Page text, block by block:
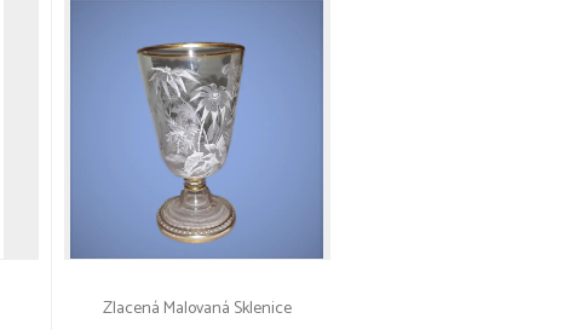
Zlacená Malovaná Sklenice